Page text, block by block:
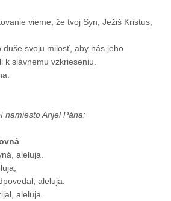
vieme, že tvoj Syn, Ježiš Kristus,
svoju milosť, aby nás jeho
k slávnemu vzkrieseniu.
namiesto Anjel Pána:
aleluja.
aleluja.
aleluja.